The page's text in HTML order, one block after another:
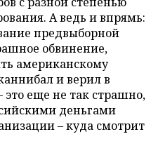
А ведь и впрямь:
предвыборной
обвинение,
американскому
и верил в
еще не так страшно,
деньгами
– куда смотрит